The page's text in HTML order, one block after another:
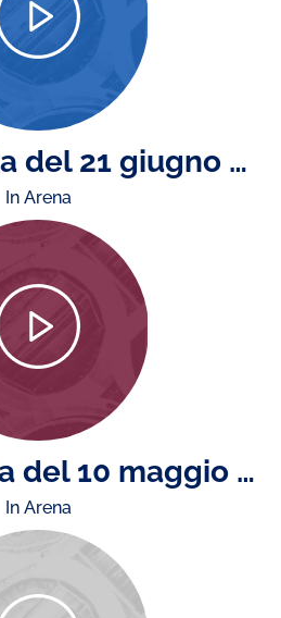
#14 - Puntata del 21 giugno 2024
In Arena
#11 - Puntata del 10 maggio 2024
In Arena